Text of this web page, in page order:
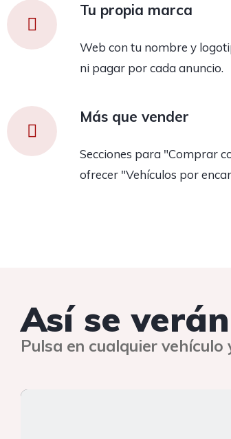
Tu propia marca
Web con tu nombre y
ni pagar por cada anuncio.
Más que vender
Secciones para "Comprar
ofrecer "Vehículos por
Así se
Pulsa en cualquier